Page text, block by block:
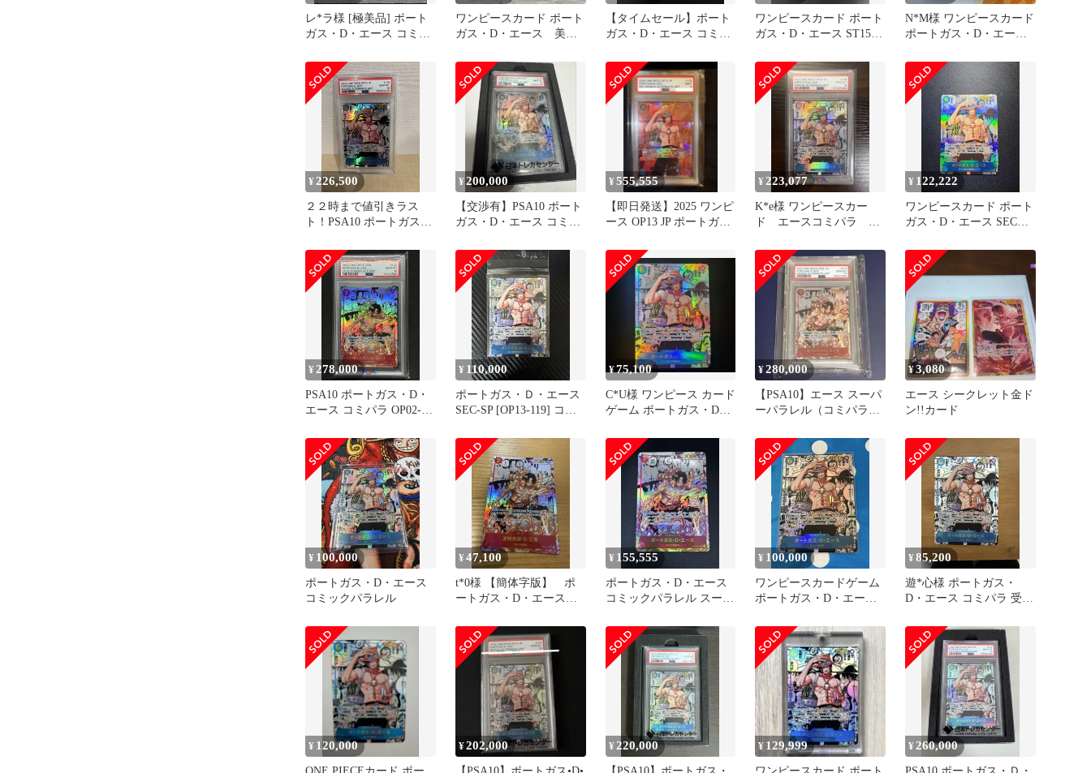
レ*ラ様 [極美品] ポート
ガス・D・エース コミッ
ード
ワンピースカード ポート
ガス・D・エース 美
【タイムセール】ポート
ガス・D・エース コミッ
レル
ワンピースカード ポート
ガス・D・エース ST15-
N*M様 ワンピースカード
ポートガス・D・エース
¥ 226,500
２２時まで値引きラス
ト！PSA10 ポートガス・
¥200,000
【交渉有】PSA10 ポート
ガス・D・エース コミパ
¥555,555
【即日発送】2025 ワンピ
ース OP13 JP ポートガ
¥ 223,077
K*e様 ワンピースカー
ド エースコミパラ
¥ 122,222
ワンピースカード ポート
ガス・D・エース SEC
¥ 278,000
PSA10 ポートガス・D・
エース コミパラ OP02-
¥ 110,000
ポートガス・Ｄ・エース
SEC-SP [OP13-119] コミ
¥75,100
C*U様 ワンピース カード
ゲーム ポートガス・D・
¥280,000
【PSA10】エース スーパ
ーパラレル（コミパラ）
美品
¥3,080
エース シークレット金ド
ン!!カード
¥ 100,000
ポートガス・D・エース
コミックパラレル
¥47,100
t*0様 【簡体字版】 ポ
ートガス・D・エース
¥ 155,555
ポートガス・D・エース
コミックパラレル スーパ
¥ 100,000
ワンピースカードゲーム
ポートガス・D・エース
¥85,200
遊*心様 ポートガス・
D・エース コミパラ 受け
¥ 120,000
ONE PIECEカード ポー
¥202,000
【PSA10】ポートガス•D•
¥ 220,000
【PSA10】ポートガス・
¥ 129,999
ワンピースカード ポート
¥ 260,000
PSA10 ポートガス・Ｄ・